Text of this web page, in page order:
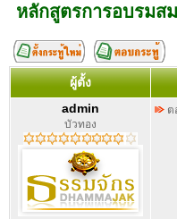
หลักสูตรการอบรมส
ผู้ตั้ง
admin
บัวทอง
ต